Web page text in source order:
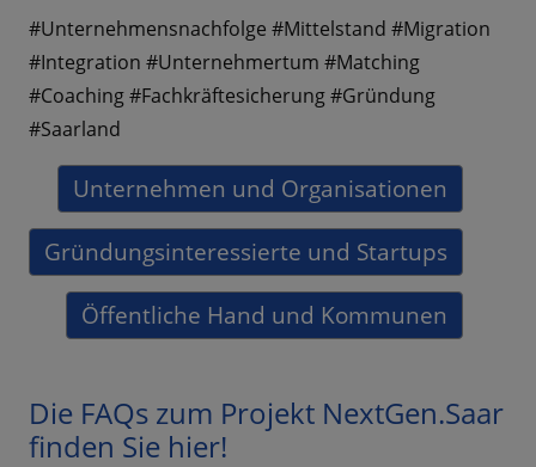
#Unternehmensnachfolge #Mittelstand #Migration
#Integration #Unternehmertum #Matching
#Coaching #Fachkräftesicherung #Gründung
#Saarland
Unternehmen und Organisationen
Gründungsinteressierte und Startups
Öffentliche Hand und Kommunen
Die FAQs zum Projekt NextGen.Saar
finden Sie hier!